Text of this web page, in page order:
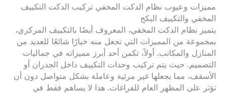
مميزات وعيوب نظام الدكت المخفي تركيب الدكت التكييف
المخفي والتكييف البكج
يتميز نظام الدكت المخفي، المعروف أيضًا بالتكييف المركزي،
بمجموعة من المميزات التي تجعل منه خيارًا شائعًا للعديد من
المنازل والمكاتب. أولاً، تكمن أحد أبرز مميزاته في جماليات
التصميم. حيث يتم تركيب وحدات التكييف داخل الجدران أو
الأسقف، مما يجعلها غير مرئية وعاملة بشكل متواصل دون أن
تؤثر على المظهر العام للفراغات. هذا لا يساهم فقط في